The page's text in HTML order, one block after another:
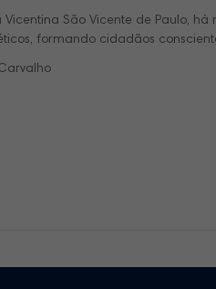
São Vicente de Paulo,
formando cidadãos